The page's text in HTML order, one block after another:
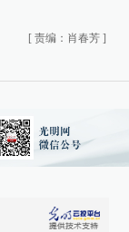
[ 责编：肖春芳 ]